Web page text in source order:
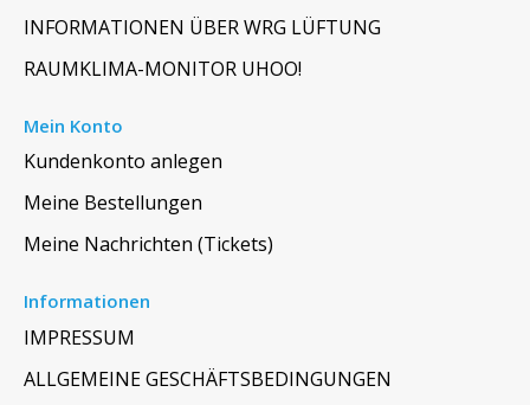
INFORMATIONEN ÜBER WRG LÜFTUNG
RAUMKLIMA-MONITOR UHOO!
Mein Konto
Kundenkonto anlegen
Meine Bestellungen
Meine Nachrichten (Tickets)
Informationen
IMPRESSUM
ALLGEMEINE GESCHÄFTSBEDINGUNGEN